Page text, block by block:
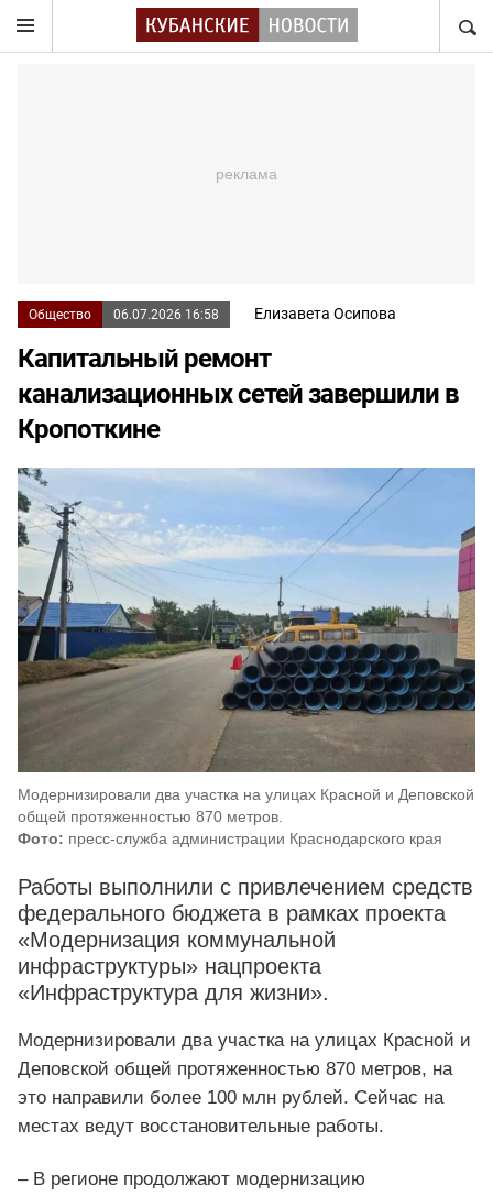
Общество 06.07.2026 16:58 Елизавета Осипова
Капитальный ремонт
канализационных сетей завершили в
Кропоткине
Модернизировали два участка на улицах Красной и Деповской
общей протяженностью 870 метров.
Фото: пресс-служба администрации Краснодарского края
Работы выполнили с привлечением средств
федерального бюджета в рамках проекта
«Модернизация коммунальной
инфраструктуры» нацпроекта
«Инфраструктура для жизни».
Модернизировали два участка на улицах Красной и
Деповской общей протяженностью 870 метров, на
это направили более 100 млн рублей. Сейчас на
местах ведут восстановительные работы.
– В регионе продолжают модернизацию